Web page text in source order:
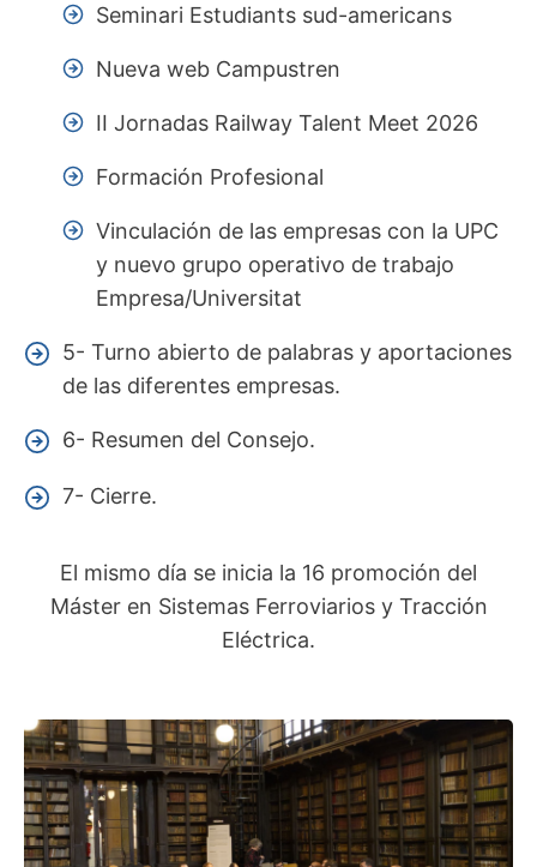
Seminari Estudiants sud-americans
Nueva web Campustren
II Jornadas Railway Talent Meet 2026
Formación Profesional
Vinculación de las empresas con la UPC
y nuevo grupo operativo de trabajo
Empresa/Universitat
5- Turno abierto de palabras y aportaciones
de las diferentes empresas.
6- Resumen del Consejo.
7- Cierre.
El mismo día se inicia la 16 promoción del
Máster en Sistemas Ferroviarios y Tracción
Eléctrica.